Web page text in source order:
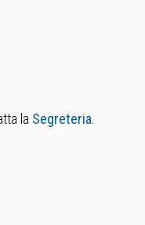
la Segreteria